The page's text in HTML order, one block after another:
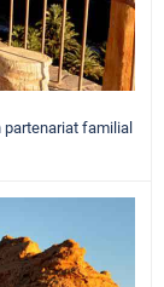
partenariat familial